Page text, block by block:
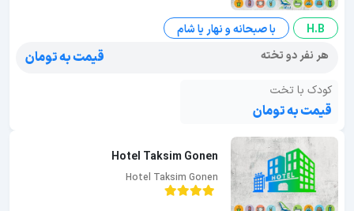
H.B
با صبحانه و نهار یا شام
هر نفر دو تخته
قیمت به تومان
کودک با تخت
قیمت به تومان
Hotel Taksim Gonen
Hotel Taksim Gonen